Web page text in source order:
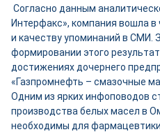
Согласно данным
Интерфакс», компания вошла
и качеству упоминаний в СМИ.
формировании этого
достижениях дочернего
«Газпромнефть – смазочные
Одним из ярких инфоповодов
производства белых масел в
необходимы для